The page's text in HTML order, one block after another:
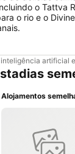
o Tattva
o rio e o
artificial
Alojamentos